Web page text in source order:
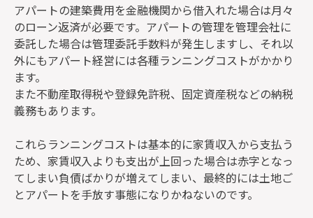
アパートの建築費用を金融機関から借入れた場合は月々
のローン返済が必要です。アパートの管理を管理会社に
委託した場合は管理委託手数料が発生しますし、それ以
外にもアパート経営には各種ランニングコストがかかり
ます。
また不動産取得税や登録免許税、固定資産税などの納税
義務もあります。
これらランニングコストは基本的に家賃収入から支払う
ため、家賃収入よりも支出が上回った場合は赤字となっ
てしまい負債ばかりが増えてしまい、最終的には土地ご
とアパートを手放す事態になりかねないのです。